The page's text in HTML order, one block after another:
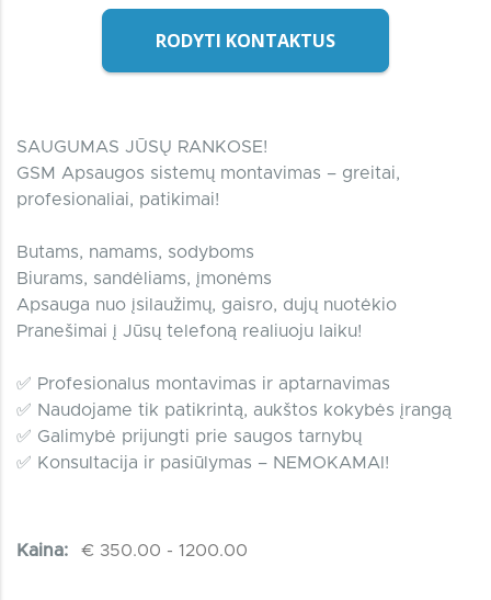
RODYTI KONTAKTUS
SAUGUMAS JŪSŲ RANKOSE!
GSM Apsaugos sistemų montavimas – greitai,
profesionaliai, patikimai!
Butams, namams, sodyboms
Biurams, sandėliams, įmonėms
Apsauga nuo įsilaužimų, gaisro, dujų nuotėkio
Pranešimai į Jūsų telefoną realiuoju laiku!
✅ Profesionalus montavimas ir aptarnavimas
✅ Naudojame tik patikrintą, aukštos kokybės įrangą
✅ Galimybė prijungti prie saugos tarnybų
✅ Konsultacija ir pasiūlymas – NEMOKAMAI!
Kaina: € 350.00 - 1200.00